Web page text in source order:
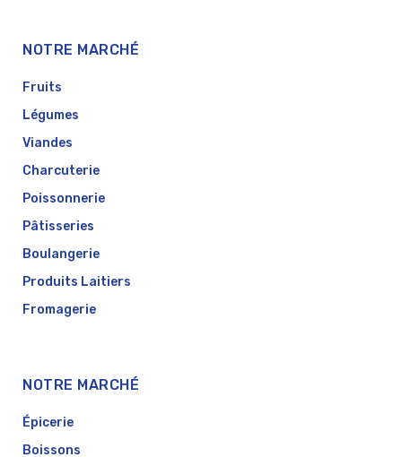
NOTRE MARCHÉ
Fruits
Légumes
Viandes
Charcuterie
Poissonnerie
Pâtisseries
Boulangerie
Produits Laitiers
Fromagerie
NOTRE MARCHÉ
Épicerie
Boissons